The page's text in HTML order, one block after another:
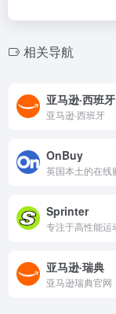
相关导航
亚马逊·西班牙
亚马逊·西班牙
OnBuy
Sprinter
亚马逊·瑞典